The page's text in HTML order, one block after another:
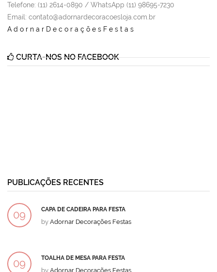
Telefone: (11) 2614-0890 / WhatsApp (11) 98695-7230
Email : contato@adornardecoracoesloja.com.br
AdornarDecoraçõesFestas
CURTA-NOS NO FACEBOOK
PUBLICAÇÕES RECENTES
09 CAPA DE CADEIRA PARA FESTA
by Adornar Decorações Festas
09 TOALHA DE MESA PARA FESTA
by Adornar Decorações Festas